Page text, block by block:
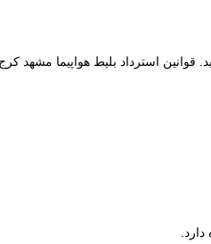
قوانین استرداد بلیط هواپیما مشهد